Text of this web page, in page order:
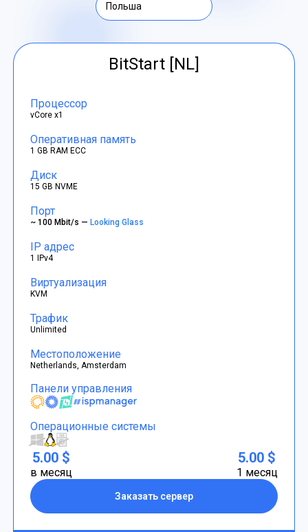
Польша
BitStart [NL]
Процессор
vCore x1
Оперативная память
1 GB RAM ECC
Диск
15 GB NVME
Порт
~ 100 Mbit/s —Looking Glass
IP адрес
1 IPv4
Виртуализация
KVM
Трафик
Unlimited
Местоположение
Netherlands, Amsterdam
Панели управления
Операционные системы
5.00 $
в месяц
Заказать сервер
5.00 $
1 месяц